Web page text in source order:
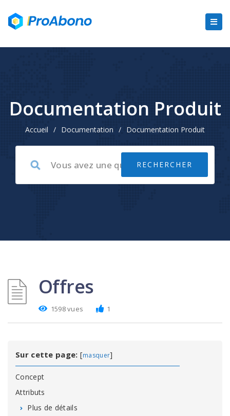
Documentation Produit
Accueil / Documentation / Documentation Produit
Offres
1598 vues 1
Sur cette page: [masquer]
Concept
Attributs
Plus de détails